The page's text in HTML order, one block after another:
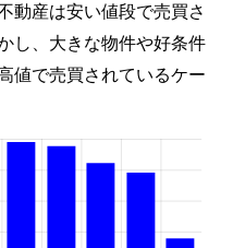
動産は安い値段で売買さ
し、大きな物件や好条件
値で売買されているケー